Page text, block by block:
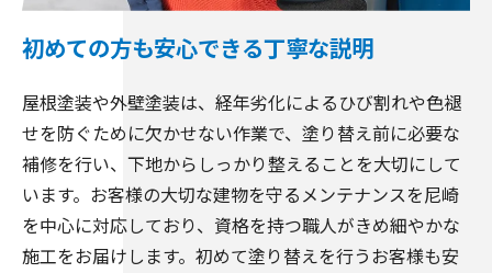
初めての方も安心できる丁寧な説明
屋根塗装や外壁塗装は、経年劣化によるひび割れや色褪
せを防ぐために欠かせない作業で、塗り替え前に必要な
補修を行い、下地からしっかり整えることを大切にして
います。お客様の大切な建物を守るメンテナンスを尼崎
を中心に対応しており、資格を持つ職人がきめ細やかな
施工をお届けします。初めて塗り替えを行うお客様も安